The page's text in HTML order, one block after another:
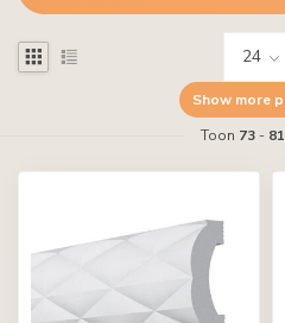
Show more
Toon 73- 81